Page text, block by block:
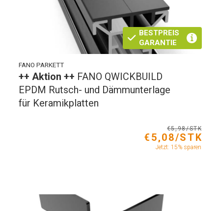
BESTPREIS
GARANTIE
FANO PARKETT
++ Aktion ++ FANO QWICKBUILD
EPDM Rutsch- und Dämmunterlage
für Keramikplatten
€5,98/STK
€5,08/STK
Jetzt: 15% sparen